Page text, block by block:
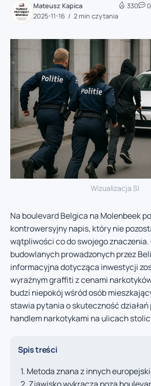
Mateusz Kapica
2025-11-16
2 min czytania
330 0
Wizualizacja SI
Na boulevard Belgica na Molenbeek
kontrowersyjny napis, który nie
wątpliwości co do swojego
budowlanych prowadzonych przez
informacyjna dotycząca inwestycji
wyraźnym graffiti z cenami
budzi niepokój wśród osób
stawia pytania o skuteczność
handlem narkotykami na ulicach
Spis treści
Metoda znana z innych